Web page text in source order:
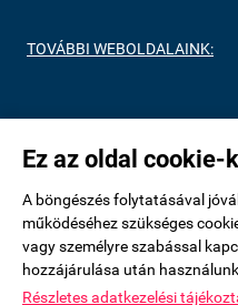
Ez az oldal cookie-
A böngészés folytatásával
működéséhez szükséges
vagy személyre szabással
hozzájárulása után
Részletes adatkezelési
TOVÁBBI WEBOLDALAINK:
https://metrocsempeshop.hu/
https://mozaikcsempek.hu/